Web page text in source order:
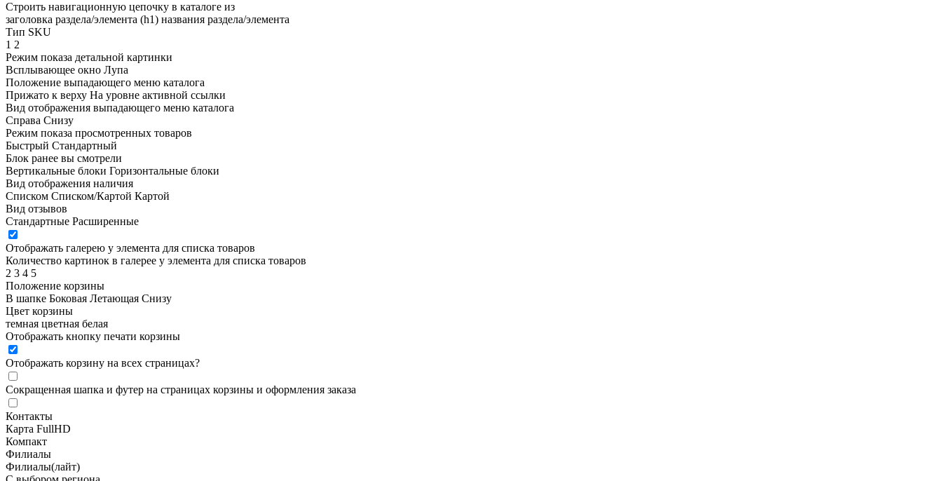
Строить навигационную цепочку в каталоге из
заголовка раздела/элемента (h1) названия раздела/элемента
Тип SKU
1 2
Режим показа детальной картинки
Всплывающее окно Лупа
Положение выпадающего меню каталога
Прижато к верху На уровне активной ссылки
Вид отображения выпадающего меню каталога
Справа Снизу
Режим показа просмотренных товаров
Быстрый Стандартный
Блок ранее вы смотрели
Вертикальные блоки Горизонтальные блоки
Вид отображения наличия
Списком Списком/Картой Картой
Вид отзывов
Стандартные Расширенные
Отображать галерею у элемента для списка товаров
Количество картинок в галерее у элемента для списка товаров
2 3 4 5
Положение корзины
В шапке Боковая Летающая Снизу
Цвет корзины
темная цветная белая
Отображать кнопку печати корзины
Отображать корзину на всех страницах?
Сокращенная шапка и футер на страницах корзины и оформления заказа
Контакты
Карта FullHD
Компакт
Филиалы
Филиалы(лайт)